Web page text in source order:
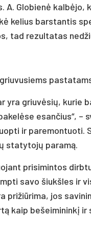
Globienė kalbėjo,
kelius barstantis
tad rezultatas
yra griuvėsių, kurie
esančius“, –
ir paremontuoti.
statytojų paramą.
prisimintos
savo šiukšles ir
prižiūrima, jos
kaip bešeimininkį ir